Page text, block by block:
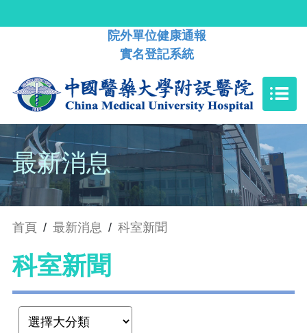
院外單位健康通報
實名登記系統
最新消息
首頁 / 最新消息 / 科室新聞
科室新聞